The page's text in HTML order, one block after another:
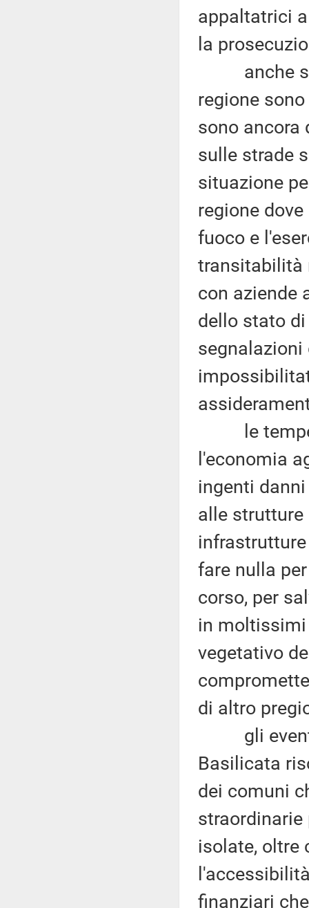
appaltatrici
la
anche se
regione
sono ancora
sulle strade
situazione
regione
fuoco e
transitabilità
con aziende
dello stato di
le
l'economia
ingenti
alle
fare nulla
corso, per
in
vegetativo
di altro
gli eventi
Basilicata
dei comuni
straordinarie
isolate, oltre
finanziari